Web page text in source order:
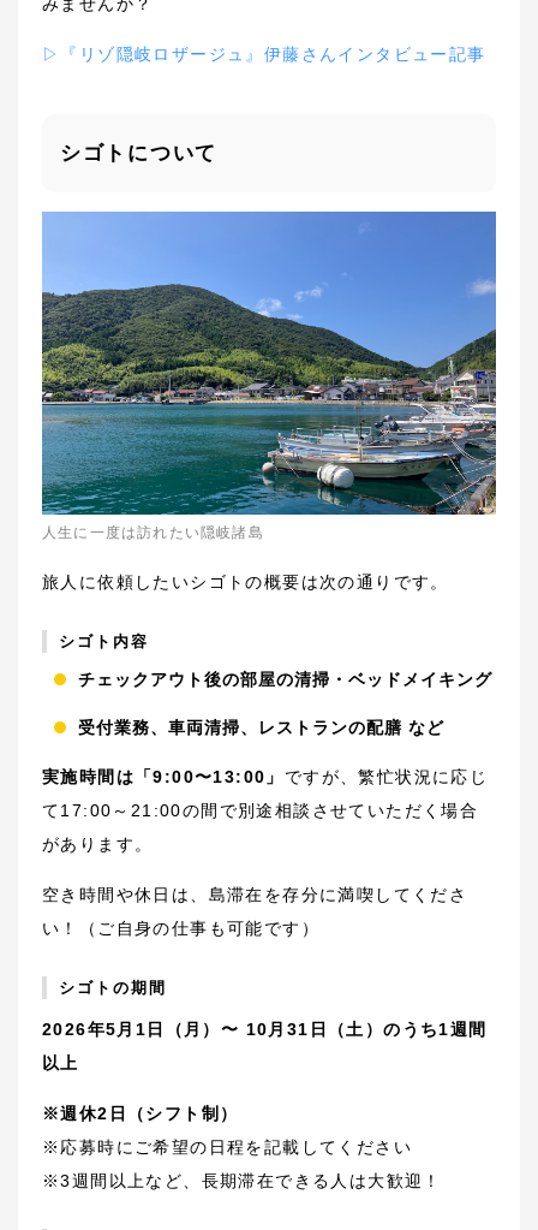
▷『リゾ隠岐ロザージュ』伊藤さんインタビュー記事
シゴトについて
人生に一度は訪れたい隠岐諸島
旅人に依頼したいシゴトの概要は次の通りです。
シゴト内容
チェックアウト後の部屋の清掃・ベッドメイキング
受付業務、車両清掃、レストランの配膳 など
実施時間は「9:00〜13:00」 ですが、繁忙状況に応じ
て17:00～21:00の間で別途相談させていただく場合
があります。
空き時間や休日は、島滞在を存分に満喫してくださ
い！（ご自身の仕事も可能です）
シゴトの期間
2026年5月1日（月）〜 10月31日（土）のうち1週間
以上
※週休2日（シフト制）
※応募時にご希望の日程を記載してください
※3週間以上など、長期滞在できる人は大歓迎！